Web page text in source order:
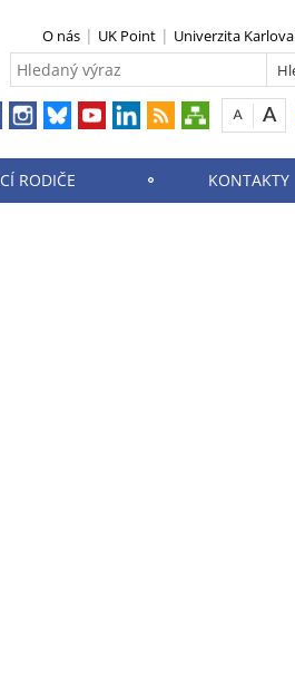
O nás UK Point Univerzita Karlova
RODIČE KONTAKTY